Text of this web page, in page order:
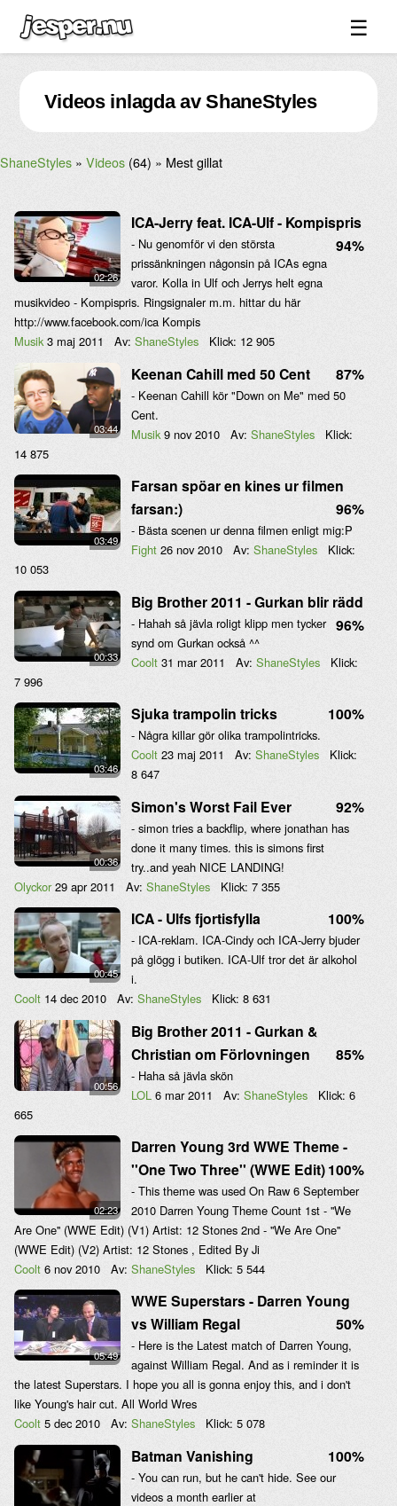
☰
Spel ↓
Bilder ↓
Forum ↓
Länkar
Blandat ↓
Om sidan ↓
Videos inlagda av ShaneStyles
ShaneStyles Videos (64) Mest gillat
02:26
ICA-Jerry feat. ICA-Ulf - Kompispris
94%
- Nu genomför vi den största
prissänkningen någonsin på ICAs egna
varor. Kolla in Ulf och Jerrys helt egna
musikvideo - Kompispris. Ringsignaler m.m. hittar du här
http://www.facebook.com/ica Kompis
Musik 3 maj 2011 Av: ShaneStyles Klick: 12 905
03:44
Keenan Cahill med 50 Cent 87%
- Keenan Cahill kör "Down on Me" med 50
Cent.
Musik 9 nov 2010 Av: ShaneStyles
Klick:
14 875
03:49
Farsan spöar en kines ur filmen
farsan:)
96%
- Bästa scenen ur denna filmen enligt mig:P
Fight 26 nov 2010 Av: ShaneStyles
Klick:
10 053
00:33
Big Brother 2011 - Gurkan blir rädd
96%
- Hahah så jävla roligt klipp men tycker
synd om Gurkan också ^^
Coolt 31 mar 2011 Av: ShaneStyles
Klick:
7 996
03:46
Sjuka trampolin tricks 100%
- Några killar gör olika trampolintricks.
Coolt 23 maj 2011 Av: ShaneStyles
Klick:
8 647
00:36
Simon's Worst Fail Ever 92%
- simon tries a backflip, where jonathan has
done it many times. this is simons first
try..and yeah NICE LANDING!
Olyckor 29 apr 2011 Av: ShaneStyles Klick: 7 355
00:45
ICA - Ulfs fjortisfylla 100%
- ICA-reklam. ICA-Cindy och ICA-Jerry bjuder
på glögg i butiken. ICA-Ulf tror det är alkohol
i.
Coolt 14 dec 2010 Av: ShaneStyles Klick: 8 631
00:56
Big Brother 2011 - Gurkan &
Christian om Förlovningen
85%
- Haha så jävla skön
LOL 6 mar 2011 Av: ShaneStyles Klick: 6
665
02:23
Darren Young 3rd WWE Theme -
''One Two Three'' (WWE Edit)100%
- This theme was used On Raw 6 September
2010 Darren Young Theme Count 1st - ''We
Are One'' (WWE Edit) (V1) Artist: 12 Stones 2nd - ''We Are One''
(WWE Edit) (V2) Artist: 12 Stones , Edited By Ji
Coolt 6 nov 2010 Av: ShaneStyles Klick: 5 544
05:49
WWE Superstars - Darren Young
vs William Regal
50%
- Here is the Latest match of Darren Young,
against William Regal. And as i reminder it is
the latest Superstars. I hope you all is gonna enjoy this, and i don't
like Young's hair cut. All World Wres
Coolt 5 dec 2010 Av: ShaneStyles Klick: 5 078
Batman Vanishing 100%
- You can run, but he can't hide. See our
videos a month earlier at